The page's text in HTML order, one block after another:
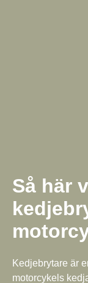
Så här
Kedjebrytare är
motorcykels